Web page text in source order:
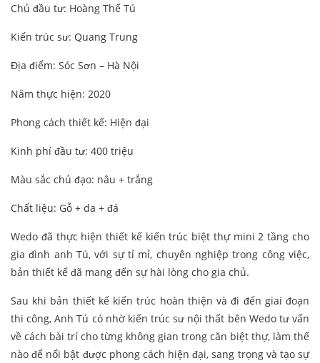
Chủ đầu tư: Hoàng Thế Tú
Kiến trúc sư: Quang Trung
Địa điểm: Sóc Sơn – Hà Nội
Năm thực hiện: 2020
Phong cách thiết kế: Hiện đại
Kinh phí đầu tư: 400 triệu
Màu sắc chủ đạo: nâu + trắng
Chất liệu: Gỗ + da + đá
Wedo đã thực hiện thiết kế kiến trúc biệt thự mini 2 tầng cho
gia đình anh Tú, với sự tỉ mỉ, chuyên nghiệp trong công việc,
bản thiết kế đã mang đến sự hài lòng cho gia chủ.
Sau khi bản thiết kế kiến trúc hoàn thiện và đi đến giai đoạn
thi công, Anh Tú có nhờ kiến trúc sư nội thất bên Wedo tư vấn
về cách bài trí cho từng không gian trong căn biệt thự, làm thế
nào để nổi bật được phong cách hiện đại, sang trọng và tạo sự